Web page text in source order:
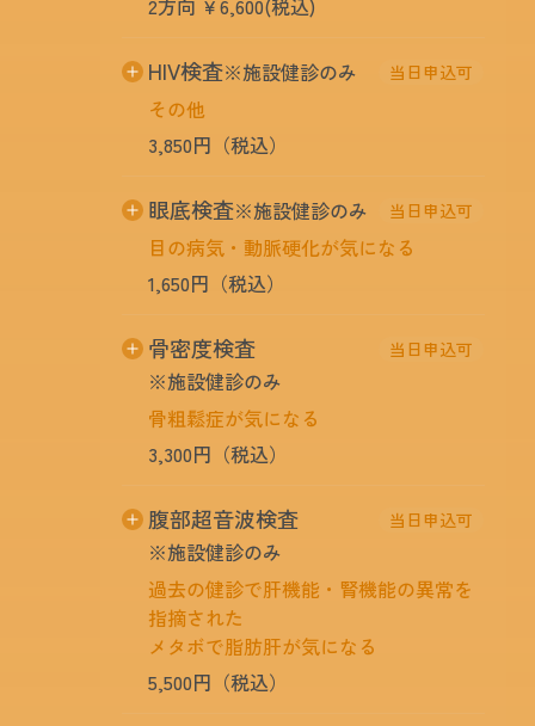
マンモグラフィとは、乳がんを診断する方法
の一つで、乳腺・乳房専用のレントゲン撮影
です。乳房は比較的やわらかい組織でできて
いるために、普通のレントゲン写真とは違
い、専用のX線撮影装置やフィルムを使って
40歳以上の方にお勧めします。
HIV検査※施設健診のみ
その他
当日申込可
3,850円（税込）
エイズ（後天性免疫不全症候群）の原因ウイ
ルスであるHIVに感染しているかどうかを調
べる検査です。
眼底検査※施設健診のみ
目の病気・動脈硬化が気になる
当日申込可
1,650円（税込）
眼底カメラで眼底を撮影します。
目の病気の他、糖尿病・高血圧・動脈硬化等
の病変を調べることができます。
骨密度検査
※施設健診のみ
骨粗鬆症が気になる
当日申込可
3,300円（税込）
骨粗鬆症の早期発見と予防を目的として超音
波で骨密度（骨の強さ）を測定します。
腹部超音波検査
※施設健診のみ
過去の健診で肝機能・腎機能の異常を
指摘された
メタボで脂肪肝が気になる
当日申込可
5,500円（税込）